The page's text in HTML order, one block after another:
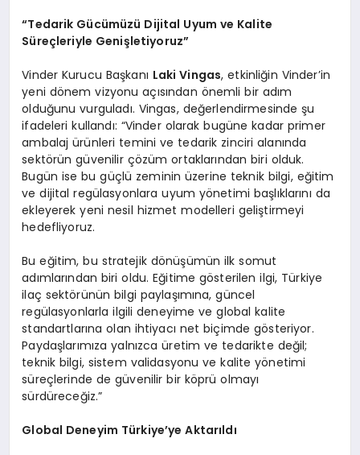
“Tedarik Gücümüzü Dijital Uyum ve Kalite
Süreçleriyle Genişletiyoruz”
Vinder Kurucu Başkanı Laki Vingas, etkinliğin Vinder’in
yeni dönem vizyonu açısından önemli bir adım
olduğunu vurguladı. Vingas, değerlendirmesinde şu
ifadeleri kullandı: “Vinder olarak bugüne kadar primer
ambalaj ürünleri temini ve tedarik zinciri alanında
sektörün güvenilir çözüm ortaklarından biri olduk.
Bugün ise bu güçlü zeminin üzerine teknik bilgi, eğitim
ve dijital regülasyonlara uyum yönetimi başlıklarını da
ekleyerek yeni nesil hizmet modelleri geliştirmeyi
hedefliyoruz.
Bu eğitim, bu stratejik dönüşümün ilk somut
adımlarından biri oldu. Eğitime gösterilen ilgi, Türkiye
ilaç sektörünün bilgi paylaşımına, güncel
regülasyonlarla ilgili deneyime ve global kalite
standartlarına olan ihtiyacı net biçimde gösteriyor.
Paydaşlarımıza yalnızca üretim ve tedarikte değil;
teknik bilgi, sistem validasyonu ve kalite yönetimi
süreçlerinde de güvenilir bir köprü olmayı
sürdüreceğiz.”
Global Deneyim Türkiye’ye Aktarıldı